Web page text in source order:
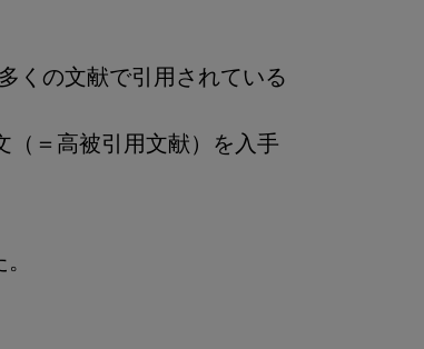
くの文献で引用されている
（＝高被引用文献）を入手